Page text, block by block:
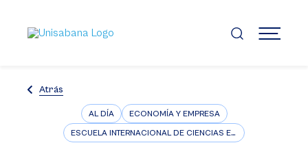
contenido
principal
MENÚ
Atrás
AL DÍA ECONOMÍA Y EMPRESA
ESCUELA INTERNACIONAL DE CIENCIAS ECONÓMICAS Y ADMINISTRATIVAS